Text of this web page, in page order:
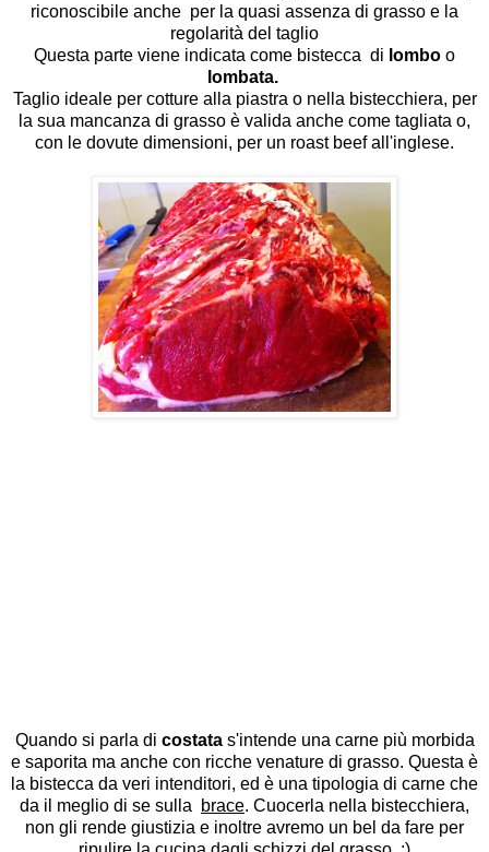
riconoscibile anche per la quasi assenza di grasso e la
regolarità del taglio
Questa parte viene indicata come bistecca di lombo o
lombata.
Taglio ideale per cotture alla piastra o nella bistecchiera, per
la sua mancanza di grasso è valida anche come tagliata o,
con le dovute dimensioni, per un roast beef all'inglese.
Quando si parla di costatas'intende una carne più morbida
e saporita ma anche con ricche venature di grasso. Questa è
la bistecca da veri intenditori, ed è una tipologia di carne che
da il meglio di se sulla
brace. Cuocerla nella bistecchiera,
non gli rende giustizia e inoltre avremo un bel da fare per